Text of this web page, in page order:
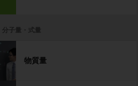
分子量・式量
物質量